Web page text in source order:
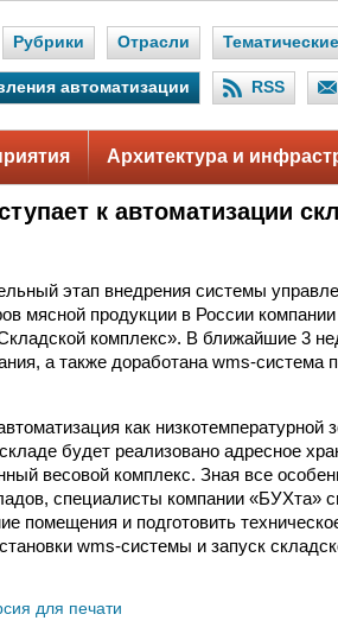
Рубрики Отрасли
автоматизации RSS
Архитектура и
к автоматизации
этап внедрения системы
мясной продукции в России
комплекс». В ближайшие 3
а также доработана wms-система
как
будет реализовано адресное
весовой комплекс. Зная все
специалисты компании «БУХта»
помещения и подготовить
wms-системы и запуск
для печати